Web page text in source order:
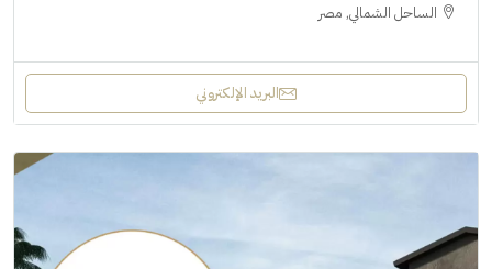
الساحل الشمالي, مصر
البريد الإلكتروني